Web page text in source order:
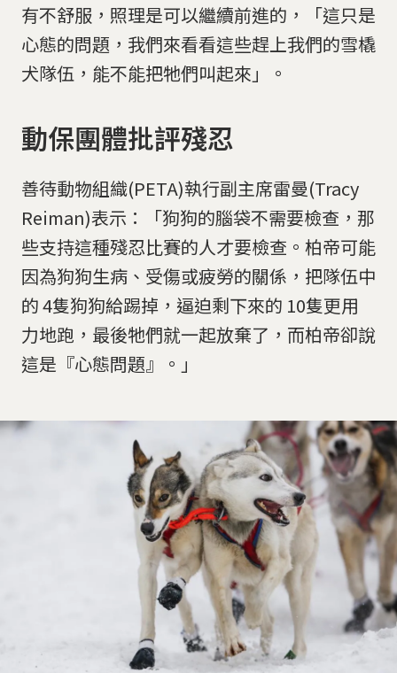
有不舒服，照理是可以繼續前進的，「這只是
心態的問題，我們來看看這些趕上我們的雪橇
犬隊伍，能不能把牠們叫起來」。
動保團體批評殘忍
善待動物組織(PETA)執行副主席雷曼(Tracy
Reiman)表示：「狗狗的腦袋不需要檢查，那
些支持這種殘忍比賽的人才要檢查。柏帝可能
因為狗狗生病、受傷或疲勞的關係，把隊伍中
的 4隻狗狗給踢掉，逼迫剩下來的 10隻更用
力地跑，最後牠們就一起放棄了，而柏帝卻說
這是『心態問題』。」